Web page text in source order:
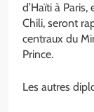
d’Haïti à
Chili, seront
centraux du
Prince.
Les autres